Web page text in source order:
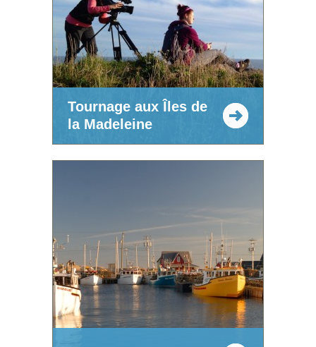
Tournage aux Îles de
la Madeleine